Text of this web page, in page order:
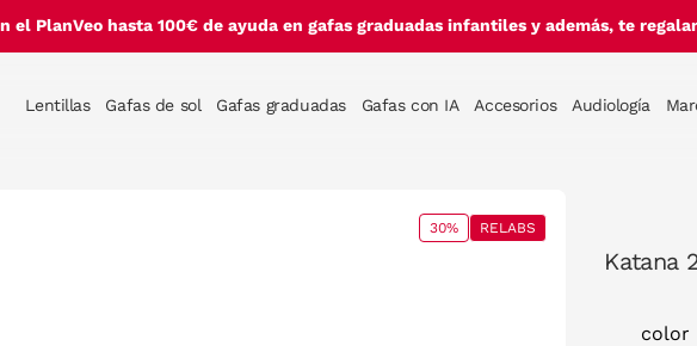
el PlanVeo hasta 100€ de ayuda en gafas graduadas infantiles y además, te
Lentillas Gafas de sol Gafas graduadas Gafas con IA Accesorios Audiología
30% RELABS
Katana
color